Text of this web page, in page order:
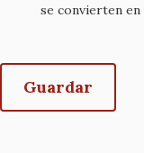
se convierten en